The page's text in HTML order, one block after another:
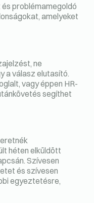
problémamegoldó
amelyeket
ne
a válasz elutasító.
vagy éppen HR-
segíthet
héten elküldött
Szívesen
és szívesen
egyeztetésre,